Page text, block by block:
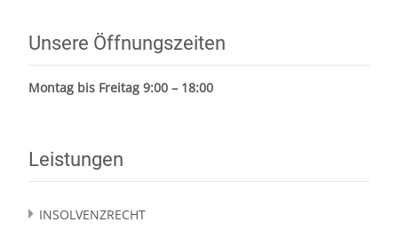
Unsere Öffnungszeiten
Montag bis Freitag 9:00 – 18:00
Leistungen
INSOLVENZRECHT